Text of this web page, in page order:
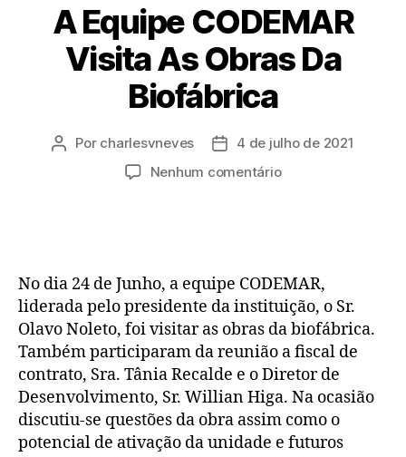
A Equipe CODEMAR
Visita As Obras Da
Biofábrica
Por charlesvneves
4 de julho de 2021
Nenhum comentário
No dia 24 de Junho, a equipe CODEMAR,
liderada pelo presidente da instituição, o Sr.
Olavo Noleto, foi visitar as obras da biofábrica.
Também participaram da reunião a fiscal de
contrato, Sra. Tânia Recalde e o Diretor de
Desenvolvimento, Sr. Willian Higa. Na ocasião
discutiu-se questões da obra assim como o
potencial de ativação da unidade e futuros